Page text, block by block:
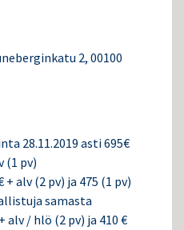
2, 00100
28.11.2019 asti 695€
(1 pv)
+ alv (2 pv) ja 475 (1 pv)
samasta
alv / hlö (2 pv) ja 410 €